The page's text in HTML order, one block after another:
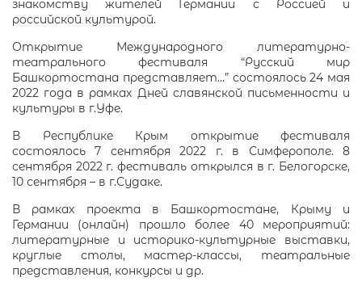
знакомству жителей Германии с Россией и
российской культурой.
Открытие Международного литературно-
театрального фестиваля “Русский мир
Башкортостана представляет…” состоялось 24 мая
2022 года в рамках Дней славянской письменности и
культуры в г.Уфе.
В Республике Крым открытие фестиваля
состоялось 7 сентября 2022 г. в Симферополе. 8
сентября 2022 г. фестиваль открылся в г. Белогорске,
10 сентября – в г.Судаке.
В рамках проекта в Башкортостане, Крыму и
Германии (онлайн) прошло более 40 мероприятий:
литературные и историко-культурные выставки,
круглые столы, мастер-классы, театральные
представления, конкурсы и др.